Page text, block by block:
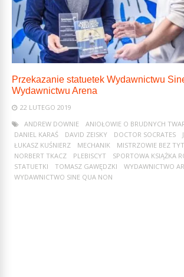
Przekazanie statuetek Wydawnictwu
Wydawnictwu Arena
22 LUTEGO 2019
ANDREW DOWNIE
ANIOŁOWIE O BRUDNYCH
DANIEL KARAŚ
DAVID ZEISKY DOCTOR SOCRATES
ŁUKASZ KUŚNIERZ
MECHANIK MISTRZOWIE BEZ
NORBERT TKACZ
PLEBISCYT
SPORTOWA KSIĄŻKA
STATUETKI
TOMASZ GAWĘDZKI
WYDAWNICTWO
WYDAWNICTWO SINE QUA NON